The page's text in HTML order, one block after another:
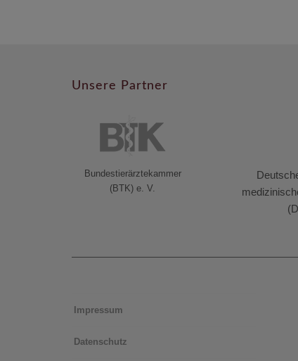
Unsere Partner
Bundestierärztekammer
(BTK) e. V.
Impressum
Datenschutz